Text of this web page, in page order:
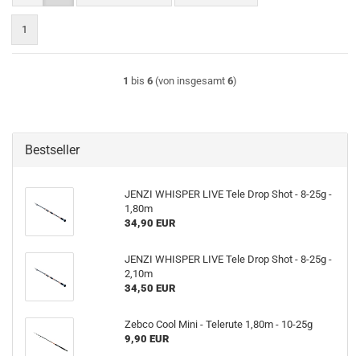
1
1 bis 6 (von insgesamt 6)
Bestseller
JENZI WHISPER LIVE Tele Drop Shot - 8-25g -
1,80m
34,90 EUR
JENZI WHISPER LIVE Tele Drop Shot - 8-25g -
2,10m
34,50 EUR
Zebco Cool Mini - Telerute 1,80m - 10-25g
9,90 EUR